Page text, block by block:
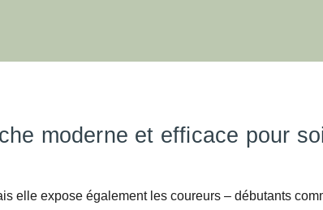
moderne et efficace pour
elle expose également les coureurs – débutants